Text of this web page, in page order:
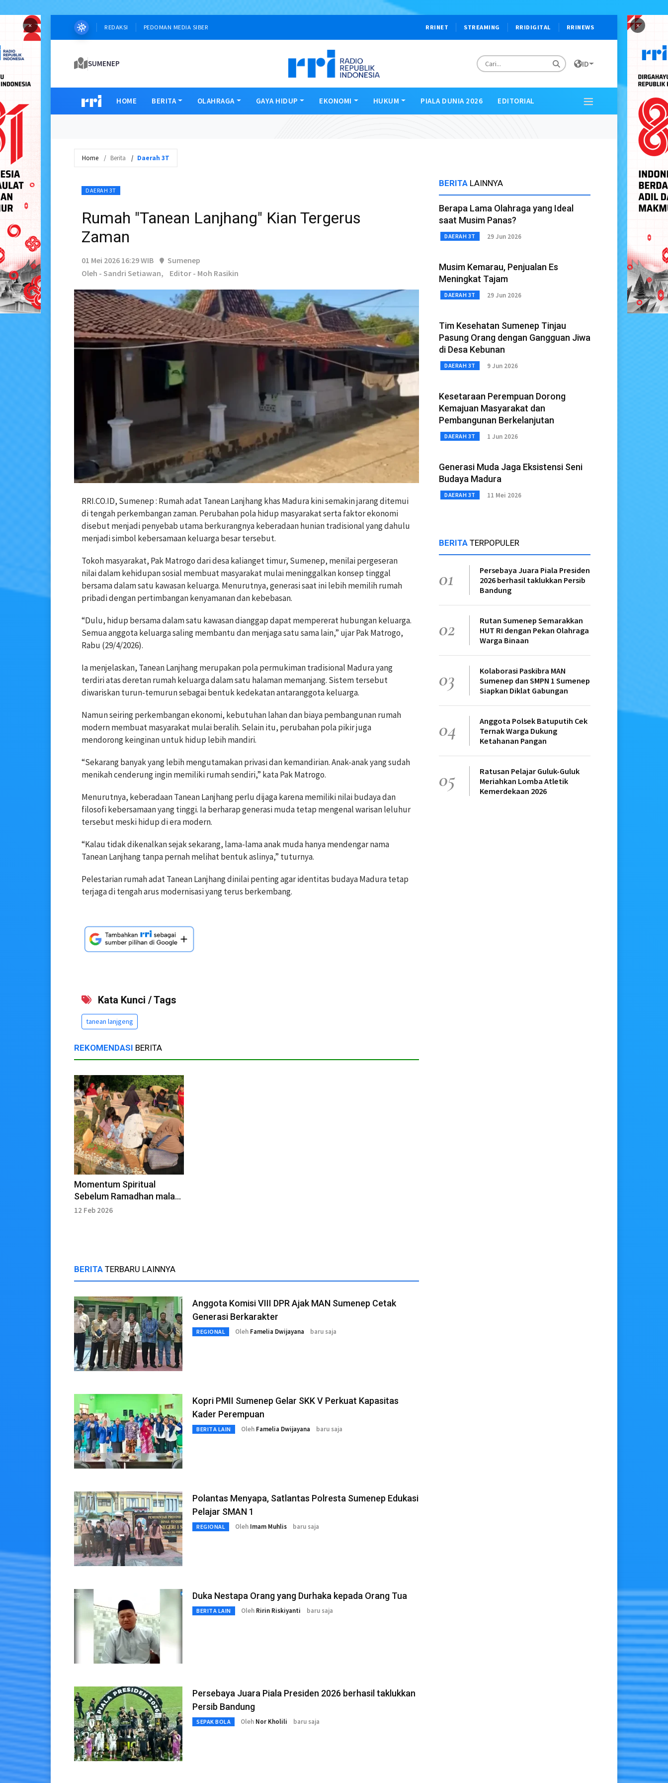
× ×
REDAKSI PEDOMAN MEDIA SIBER RRINET STREAMING RRIDIGITAL RRINEWS
SUMENEP ID
HOME BERITA OLAHRAGA GAYA HIDUP EKONOMI HUKUM PIALA DUNIA 2026 EDITORIAL
Home Berita Daerah 3T
DAERAH 3T
Rumah "Tanean Lanjhang" Kian Tergerus
Zaman
01 Mei 2026 16:29 WIB
Sumenep
Oleh - Sandri Setiawan,
Editor - Moh Rasikin
RRI.CO.ID, Sumenep : Rumah adat Tanean Lanjhang khas Madura kini semakin jarang ditemui
di tengah perkembangan zaman. Perubahan pola hidup masyarakat serta faktor ekonomi
disebut menjadi penyebab utama berkurangnya keberadaan hunian tradisional yang dahulu
menjadi simbol kebersamaan keluarga besar tersebut.
Tokoh masyarakat, Pak Matrogo dari desa kalianget timur, Sumenep, menilai pergeseran
nilai dalam kehidupan sosial membuat masyarakat mulai meninggalkan konsep tinggal
bersama dalam satu kawasan keluarga. Menurutnya, generasi saat ini lebih memilih rumah
pribadi dengan pertimbangan kenyamanan dan kebebasan.
“Dulu, hidup bersama dalam satu kawasan dianggap dapat mempererat hubungan keluarga.
Semua anggota keluarga saling membantu dan menjaga satu sama lain,” ujar Pak Matrogo,
Rabu (29/4/2026).
Ia menjelaskan, Tanean Lanjhang merupakan pola permukiman tradisional Madura yang
terdiri atas deretan rumah keluarga dalam satu halaman memanjang. Sistem tersebut
diwariskan turun-temurun sebagai bentuk kedekatan antaranggota keluarga.
Namun seiring perkembangan ekonomi, kebutuhan lahan dan biaya pembangunan rumah
modern membuat masyarakat mulai beralih. Selain itu, perubahan pola pikir juga
mendorong keinginan untuk hidup lebih mandiri.
“Sekarang banyak yang lebih mengutamakan privasi dan kemandirian. Anak-anak yang sudah
menikah cenderung ingin memiliki rumah sendiri,” kata Pak Matrogo.
Menurutnya, keberadaan Tanean Lanjhang perlu dijaga karena memiliki nilai budaya dan
filosofi kebersamaan yang tinggi. Ia berharap generasi muda tetap mengenal warisan leluhur
tersebut meski hidup di era modern.
“Kalau tidak dikenalkan sejak sekarang, lama-lama anak muda hanya mendengar nama
Tanean Lanjhang tanpa pernah melihat bentuk aslinya,” tuturnya.
Pelestarian rumah adat Tanean Lanjhang dinilai penting agar identitas budaya Madura tetap
terjaga di tengah arus modernisasi yang terus berkembang.
Kata Kunci / Tags
tanean lanjgeng
REKOMENDASI BERITA
Momentum Spiritual
Sebelum Ramadhan malam
Jumat terakhir
12 Feb 2026
BERITA TERBARU LAINNYA
Anggota Komisi VIII DPR Ajak MAN Sumenep Cetak
Generasi Berkarakter
REGIONAL Oleh Famelia Dwijayana baru saja
Kopri PMII Sumenep Gelar SKK V Perkuat Kapasitas
Kader Perempuan
BERITA LAIN Oleh Famelia Dwijayana baru saja
Polantas Menyapa, Satlantas Polresta Sumenep Edukasi
Pelajar SMAN 1
REGIONAL Oleh Imam Muhlis baru saja
Duka Nestapa Orang yang Durhaka kepada Orang Tua
BERITA LAIN Oleh Ririn Riskiyanti baru saja
Persebaya Juara Piala Presiden 2026 berhasil taklukkan
Persib Bandung
SEPAK BOLA Oleh Nor Kholili baru saja
BERITA LAINNYA
Berapa Lama Olahraga yang Ideal
saat Musim Panas?
DAERAH 3T 29 Jun 2026
Musim Kemarau, Penjualan Es
Meningkat Tajam
DAERAH 3T 29 Jun 2026
Tim Kesehatan Sumenep Tinjau
Pasung Orang dengan Gangguan Jiwa
di Desa Kebunan
DAERAH 3T 9 Jun 2026
Kesetaraan Perempuan Dorong
Kemajuan Masyarakat dan
Pembangunan Berkelanjutan
DAERAH 3T 1 Jun 2026
Generasi Muda Jaga Eksistensi Seni
Budaya Madura
DAERAH 3T 11 Mei 2026
BERITA TERPOPULER
01
Persebaya Juara Piala Presiden
2026 berhasil taklukkan Persib
Bandung
02
Rutan Sumenep Semarakkan
HUT RI dengan Pekan Olahraga
Warga Binaan
03
Kolaborasi Paskibra MAN
Sumenep dan SMPN 1 Sumenep
Siapkan Diklat Gabungan
04
Anggota Polsek Batuputih Cek
Ternak Warga Dukung
Ketahanan Pangan
05
Ratusan Pelajar Guluk-Guluk
Meriahkan Lomba Atletik
Kemerdekaan 2026